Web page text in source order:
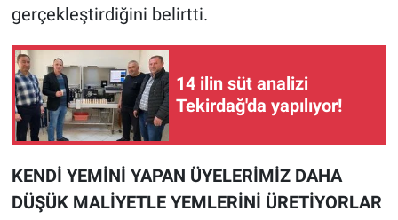
gerçekleştirdiğini belirtti.
14 ilin süt analizi
Tekirdağ'da yapılıyor!
KENDİ YEMİNİ YAPAN ÜYELERİMİZ DAHA
DÜŞÜK MALİYETLE YEMLERİNİ ÜRETİYORLAR